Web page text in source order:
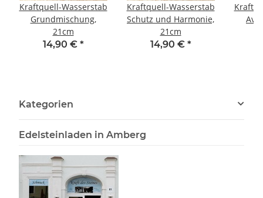
Kraftquell-Wasserstab
Grundmischung,
21cm
14,90 € *
Kraftquell-Wasserstab
Schutz und Harmonie,
21cm
14,90 € *
Kategorien
Edelsteinladen in Amberg